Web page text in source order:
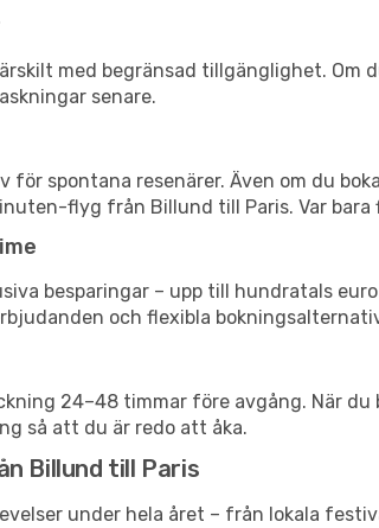
med begränsad tillgänglighet.
senare.
för spontana resenärer. Även om du
flyg från Billund till Paris. Var
besparingar – upp till hundratals
och flexibla
24–48 timmar före avgång. När
så att du är redo att åka.
Billund till Paris
under hela året – från lokala